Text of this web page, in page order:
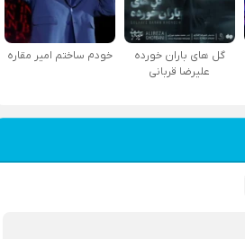
گل های باران خورده
علیرضا قربانی
خودم ساختم امیر مقاره